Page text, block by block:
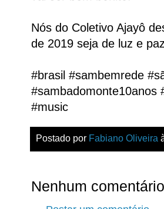
Nós do Coletivo Ajayô
de 2019 seja de luz e
#brasil #sambemrede
#sambadomonte10anos
#music
Postado por Fabiano Oliveira
Nenhum